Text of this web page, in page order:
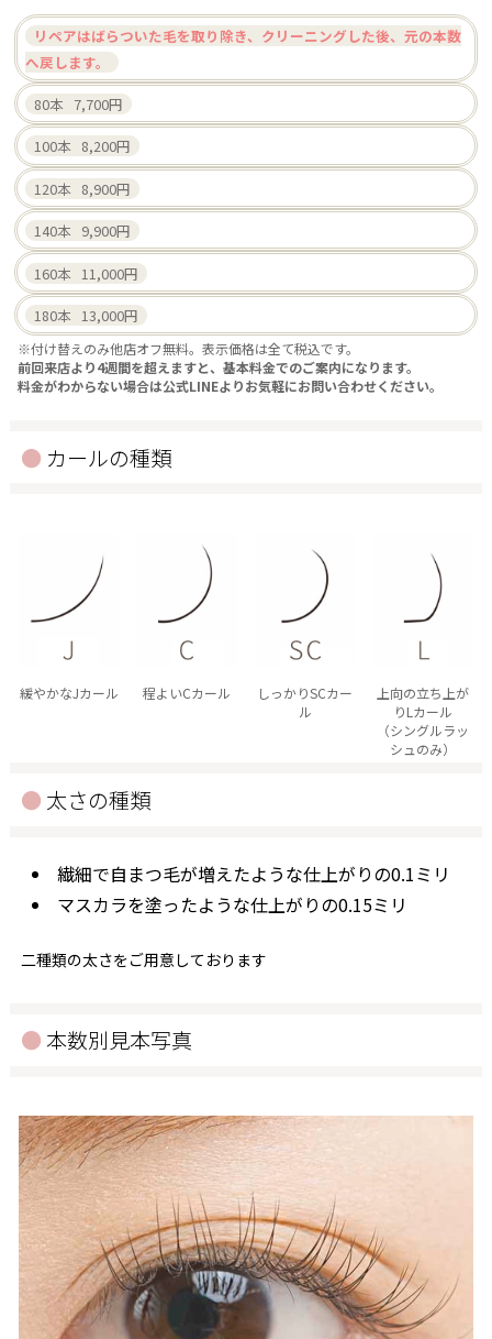
リペアはばらついた毛を取り除き、クリーニングした後、元の本数
へ戻します。
80本 7,700円
100本 8,200円
120本 8,900円
140本 9,900円
160本 11,000円
180本 13,000円
※付け替えのみ他店オフ無料。表示価格は全て税込です。
前回来店より4週間を超えますと、基本料金でのご案内になります。
料金がわからない場合は公式LINEよりお気軽にお問い合わせください。
カールの種類
緩やかなJカール 程よいCカール
しっかりSCカー
ル
上向の立ち上が
りLカール
（シングルラッ
シュのみ）
太さの種類
繊細で自まつ毛が増えたような仕上がりの0.1ミリ
マスカラを塗ったような仕上がりの0.15ミリ
二種類の太さをご用意しております
本数別見本写真